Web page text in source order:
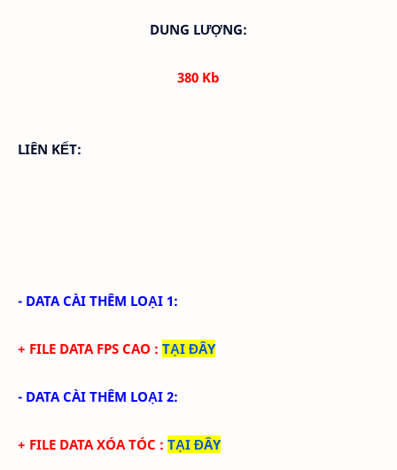
DUNG LƯỢNG:
380 Kb
LIÊN KẾT:
- DATA CÀI THÊM LOẠI 1:
+ FILE DATA FPS CAO : TẠI ĐÂY
- DATA CÀI THÊM LOẠI 2:
+ FILE DATA XÓA TÓC : TẠI ĐÂY